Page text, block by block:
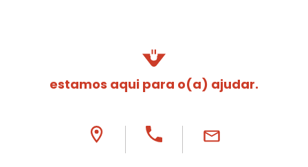
estamos aqui para o(a) ajudar.